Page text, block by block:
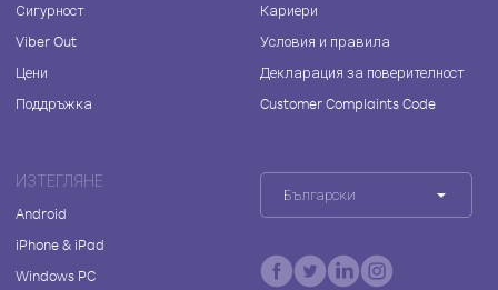
Сигурност
Viber Out
Цени
Поддръжка
Кариери
Условия и правила
Декларация за поверителност
Customer Complaints Code
ИЗТЕГЛЯНЕ
Android
iPhone & iPad
Windows PC
Български